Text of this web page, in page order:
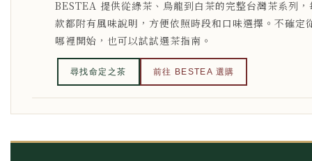
BESTEA 提供從綠茶、烏龍到白茶的完整台灣茶系列，
款都附有風味說明，方便依照時段和口味選擇。不確定
哪裡開始，也可以試試選茶指南。
尋找命定之茶 前往 BESTEA 選購